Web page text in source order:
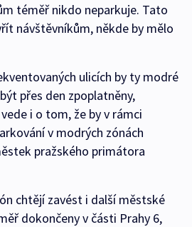
téměř nikdo neparkuje. Tato
návštěvníkům, někde by mělo
ulicích by ty modré
přes den zpoplatněny,
i o tom, že by v rámci
v modrých zónách
pražského primátora
chtějí zavést i další městské
dokončeny v části Prahy 6,